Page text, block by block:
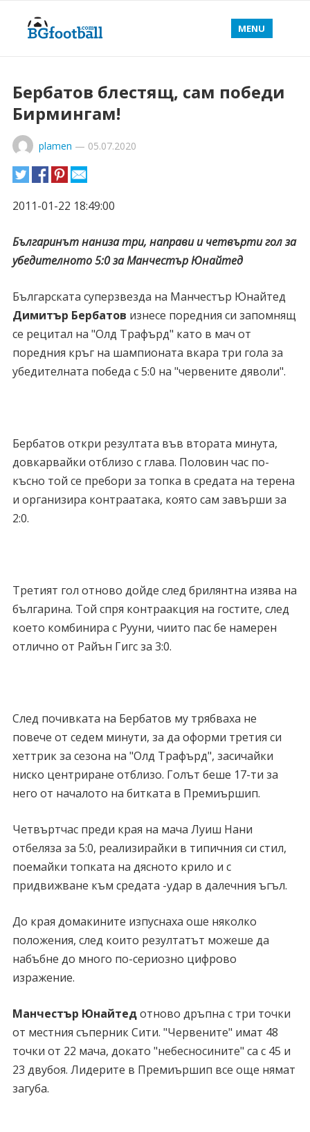
MENU
Бербатов блестящ, сам победи
Бирмингам!
plamen — 05.07.2020
2011-01-22 18:49:00
Българинът наниза три, направи и четвърти гол за
убедителното 5:0 за Манчестър Юнайтед
Българската суперзвезда на Манчестър Юнайтед
Димитър Бербатов изнесе поредния си запомнящ
се рецитал на "Олд Трафърд" като в мач от
поредния кръг на шампионата вкара три гола за
убедителната победа с 5:0 на "червените дяволи".
Бербатов откри резултата във втората минута,
довкарвайки отблизо с глава. Половин час по-
късно той се пребори за топка в средата на терена
и организира контраатака, която сам завърши за
2:0.
Третият гол отново дойде след брилянтна изява на
българина. Той спря контраакция на гостите, след
което комбинира с Рууни, чиито пас бе намерен
отлично от Райън Гигс за 3:0.
След почивката на Бербатов му трябваха не
повече от седем минути, за да оформи третия си
хеттрик за сезона на "Олд Трафърд", засичайки
ниско центриране отблизо. Голът беше 17-ти за
него от началото на битката в Премиършип.
Четвъртчас преди края на мача Луиш Нани
отбеляза за 5:0, реализирайки в типичния си стил,
поемайки топката на дясното крило и с
придвижване към средата -удар в далечния ъгъл.
До края домакините изпуснаха оше няколко
положения, след които резултатът можеше да
набъбне до много по-сериозно цифрово
изражение.
Манчестър Юнайтедотново дръпна с три точки
от местния съперник Сити. "Червените" имат 48
точки от 22 мача, докато "небесносините" са с 45 и
23 двубоя. Лидерите в Премиършип все още нямат
загуба.